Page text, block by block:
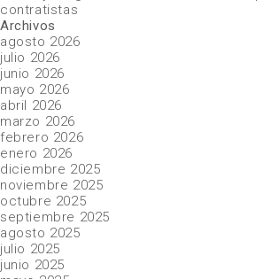
contratistas
Archivos
agosto 2026
julio 2026
junio 2026
mayo 2026
abril 2026
marzo 2026
febrero 2026
enero 2026
diciembre 2025
noviembre 2025
octubre 2025
septiembre 2025
agosto 2025
julio 2025
junio 2025